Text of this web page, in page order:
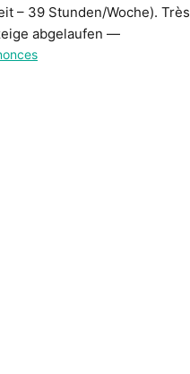
– 39 Stunden/Woche). Très
abgelaufen —